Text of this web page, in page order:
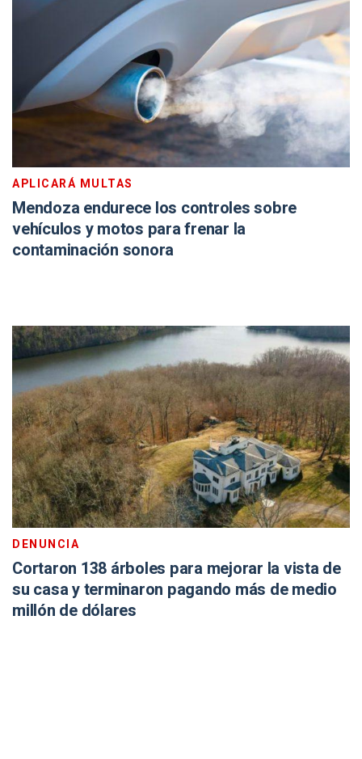
APLICARÁ MULTAS
Mendoza endurece los controles sobre
vehículos y motos para frenar la
contaminación sonora
DENUNCIA
Cortaron 138 árboles para mejorar la vista de
su casa y terminaron pagando más de medio
millón de dólares